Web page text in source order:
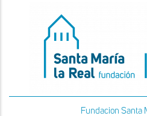
Fundacion Santa